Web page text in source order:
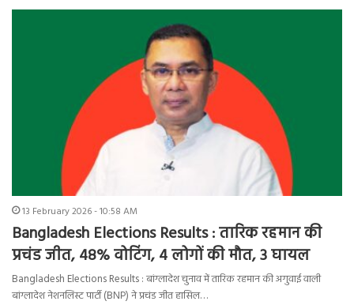
13 February 2026 - 10:58 AM
Bangladesh Elections Results : तारिक रहमान की
प्रचंड जीत, 48% वोटिंग, 4 लोगों की मौत, 3 घायल
Bangladesh Elections Results : बांग्लादेश चुनाव में तारिक रहमान की अगुवाई वाली
बांग्लादेश नेशनलिस्ट पार्टी (BNP) ने प्रचंड जीत हासिल…